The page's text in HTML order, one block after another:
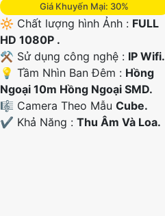
Giá Khuyến Mại: 30%
🔆 Chất lượng hình Ảnh : FULL
HD 1080P .
⚒ Sử dụng công nghệ : IP Wifi.
💡 Tầm Nhìn Ban Đêm : Hồng
Ngoại 10m Hồng Ngoại SMD.
🎼️ Camera Theo MẫuCube.
️✔️ Khả Năng :Thu Âm Và Loa.